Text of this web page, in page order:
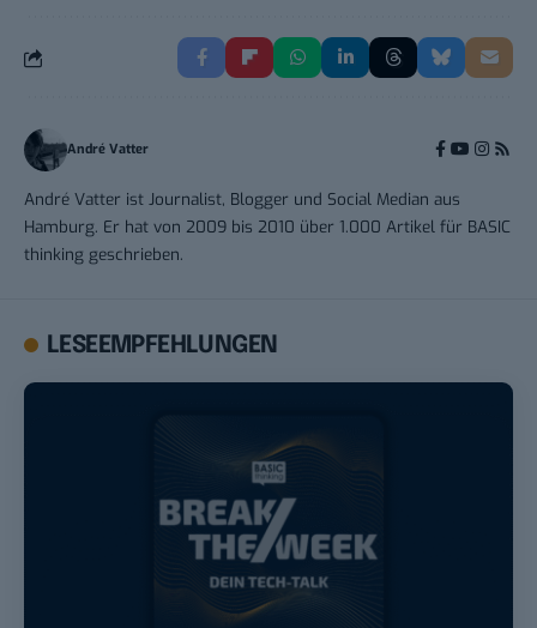
André Vatter
André Vatter ist Journalist, Blogger und Social Median aus
Hamburg. Er hat von 2009 bis 2010 über 1.000 Artikel für BASIC
thinking geschrieben.
LESEEMPFEHLUNGEN